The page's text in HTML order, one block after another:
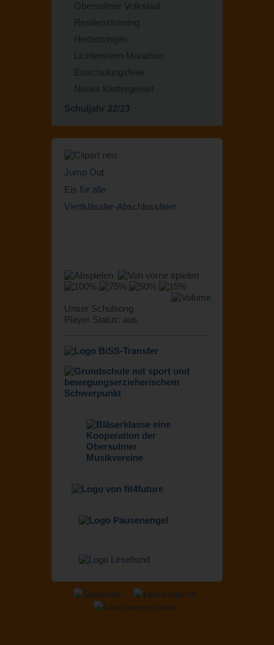
Obersulmer Volkslauf
Resilienztraining
Herbstsingen
Lichtenstern-Marathon
Einschulungsfeier
Neues Klettergerüst
Schuljahr 22/23
Jump Out
Eis für alle
Viertklässler-Abschlussfeier
Unser Schulsong
Player Status: aus